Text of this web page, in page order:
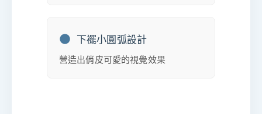
下襬小圓弧設計
營造出俏皮可愛的視覺效果